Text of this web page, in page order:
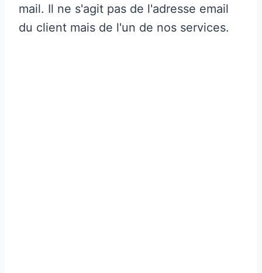
mail. Il ne s'agit pas de l'adresse email
du client mais de l'un de nos services.